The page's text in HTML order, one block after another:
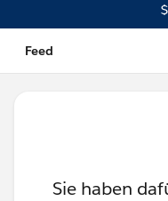
Feed
Sie haben